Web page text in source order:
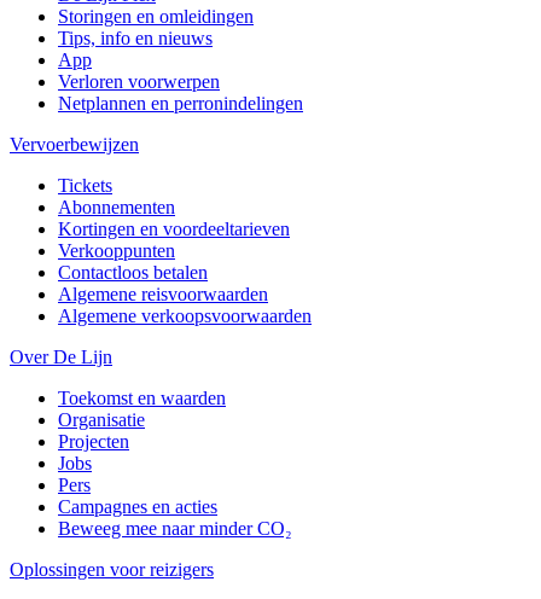
Storingen en omleidingen
Tips, info en nieuws
App
Verloren voorwerpen
Netplannen en perronindelingen
Vervoerbewijzen
Tickets
Abonnementen
Kortingen en voordeeltarieven
Verkooppunten
Contactloos betalen
Algemene reisvoorwaarden
Algemene verkoopsvoorwaarden
Over De Lijn
Toekomst en waarden
Organisatie
Projecten
Jobs
Pers
Campagnes en acties
Beweeg mee naar minder CO₂
Oplossingen voor reizigers